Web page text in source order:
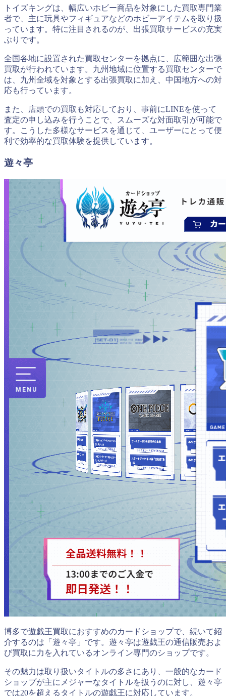
トイズキングは、幅広いホビー商品を対象にした買取専門業
者で、主に玩具やフィギュアなどのホビーアイテムを取り扱
っています。特に注目されるのが、出張買取サービスの充実
ぶりです。
全国各地に設置された買取センターを拠点に、広範囲な出張
買取が行われています。九州地域に位置する買取センターで
は、九州全域を対象とする出張買取に加え、中国地方への対
応も行っています。
また、店頭での買取も対応しており、事前にLINEを使って
査定の申し込みを行うことで、スムーズな対面取引が可能で
す。こうした多様なサービスを通じて、ユーザーにとって便
利で効率的な買取体験を提供しています。
遊々亭
博多で遊戯王買取におすすめのカードショップで、続いて紹
介するのは「遊々亭」です。遊々亭は遊戯王の通信販売およ
び買取に力を入れているオンライン専門のショップです。
その魅力は取り扱いタイトルの多さにあり、一般的なカード
ショップが主にメジャーなタイトルを扱うのに対し、遊々亭
では20を超えるタイトルの遊戯王に対応しています。